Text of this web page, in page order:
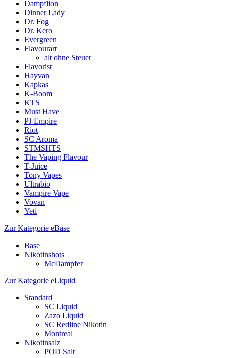
Dampflion
Dinner Lady
Dr. Fog
Dr. Kero
Evergreen
Flavourart
alt ohne Steuer
Flavorist
Hayvan
Kapkas
K-Boom
KTS
Must Have
PJ Empire
Riot
SC Aroma
STMSHTS
The Vaping Flavour
T-Juice
Tony Vapes
Ultrabio
Vampire Vape
Vovan
Yeti
Zur Kategorie eBase
Base
Nikotinshots
McDampfer
Zur Kategorie eLiquid
Standard
SC Liquid
Zazo Liquid
SC Redline Nikotin
Montreal
Nikotinsalz
POD Salt